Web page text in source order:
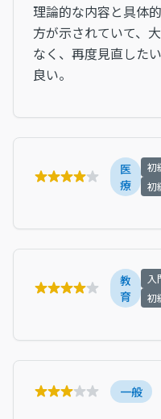
理論的な内容と具体
方が示されていて、
なく、再度見直した
良い。
医
療
初
初
教
育
入
初
一般